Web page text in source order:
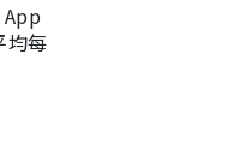
均每